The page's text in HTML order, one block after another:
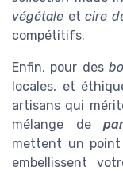
végétale etcire
compétitifs.
Enfin, pour des
locales, et
artisans qui
mélange de
mettent un
embellissent